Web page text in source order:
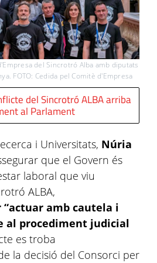
del Sincrotró Alba amb diputats
FOTO: Cedida pel Comitè d'Empresa
del Sincrotró ALBA arriba
al Parlament
i Universitats, Núria
que el Govern és
laboral que viu
ALBA,
“actuar amb cautela i
al procediment judicial
es troba
la decisió del Consorci per